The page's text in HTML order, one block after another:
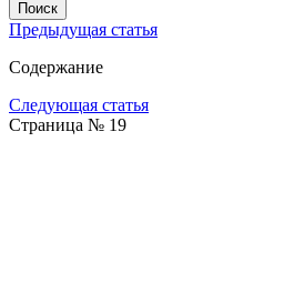
Предыдущая статья
Содержание
Следующая статья
Страница № 19